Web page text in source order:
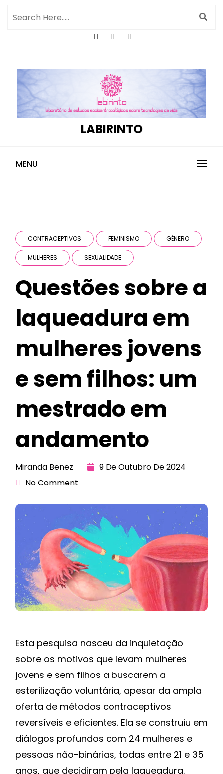
LABIRINTO
MENU
CONTRACEPTIVOS FEMINISMO GÊNERO
MULHERES SEXUALIDADE
Questões sobre a
laqueadura em
mulheres jovens
e sem filhos: um
mestrado em
andamento
Miranda Benez
9 De Outubro De 2024
No Comment
Esta pesquisa nasceu da inquietação
sobre os motivos que levam mulheres
jovens e sem filhos a buscarem a
esterilização voluntária, apesar da ampla
oferta de métodos contraceptivos
reversíveis e eficientes. Ela se construiu em
diálogos profundos com 24 mulheres e
pessoas não-binárias, todas entre 21 e 35
anos, que decidiram pela laqueadura.